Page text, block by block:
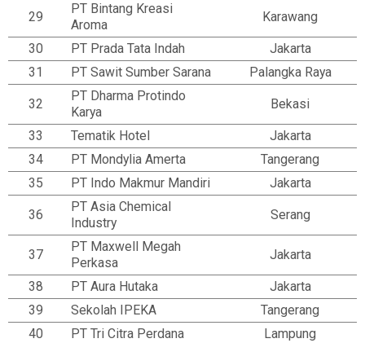
29
PT Bintang Kreasi
Aroma
Karawang
30 PT Prada Tata Indah
Jakarta
31
PT Sawit Sumber Sarana Palangka Raya
32
PT Dharma Protindo
Karya
Bekasi
33 Tematik Hotel
Jakarta
34
PT Mondylia Amerta
Tangerang
35
PT Indo Makmur Mandiri Jakarta
36
PT Asia Chemical
Industry
Serang
37
PT Maxwell Megah
Perkasa
Jakarta
38 PT Aura Hutaka
Jakarta
39
Sekolah IPEKA
Tangerang
40
PT Tri Citra Perdana
Lampung